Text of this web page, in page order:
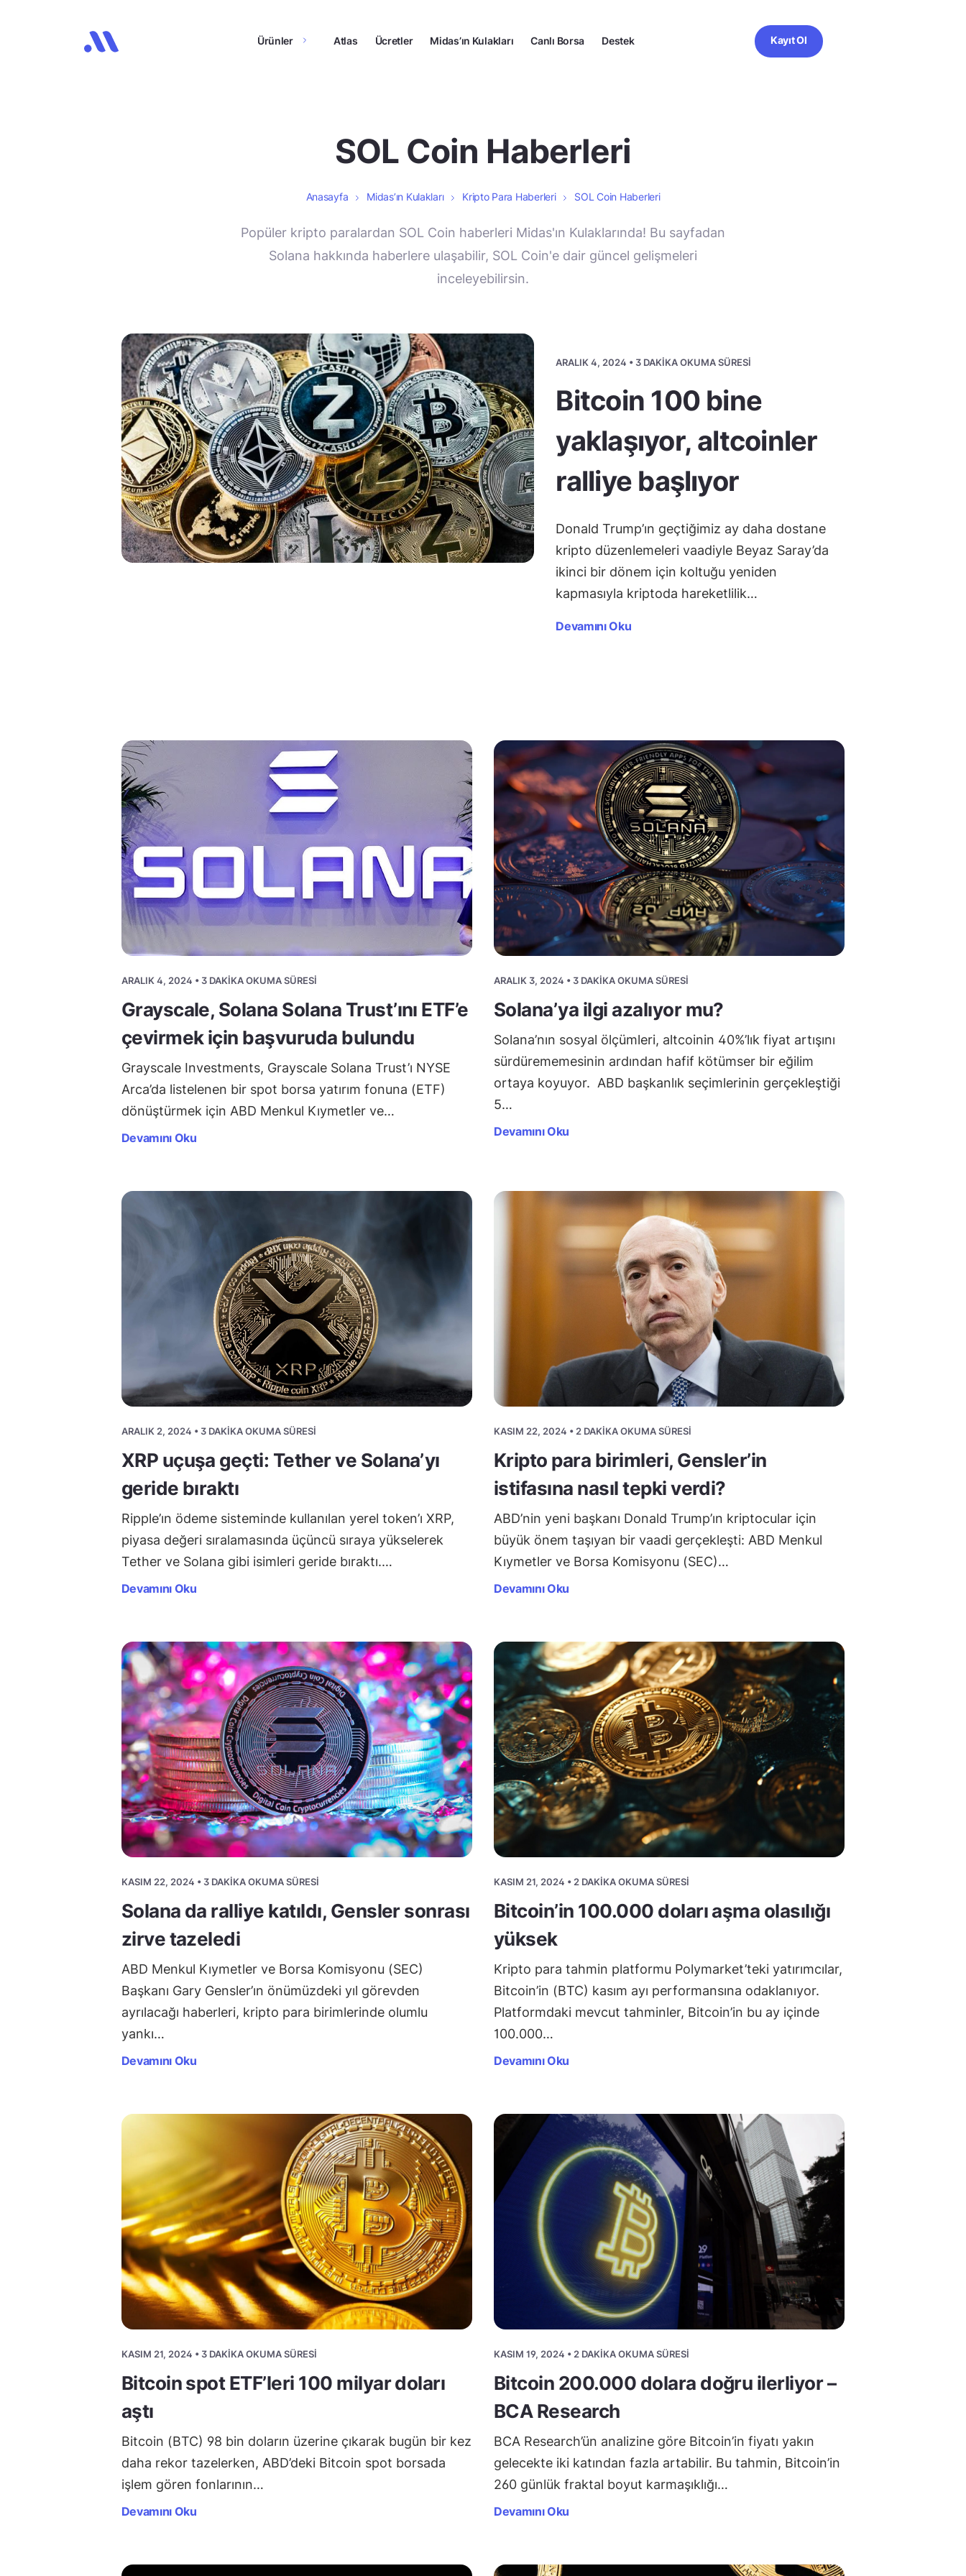
Ürünler Atlas Ücretler Midas’ın Kulakları Canlı Borsa Destek Kayıt Ol
SOL Coin Haberleri
Anasayfa Midas’ın Kulakları Kripto Para Haberleri SOL Coin Haberleri
Popüler kripto paralardan SOL Coin haberleri Midas'ın Kulaklarında! Bu sayfadan
Solana hakkında haberlere ulaşabilir, SOL Coin'e dair güncel gelişmeleri
inceleyebilirsin.
ARALIK 4, 2024 • 3 DAKIKA OKUMA SÜRESI
Bitcoin 100 bine
yaklaşıyor, altcoinler
ralliye başlıyor
Donald Trump’ın geçtiğimiz ay daha dostane
kripto düzenlemeleri vaadiyle Beyaz Saray’da
ikinci bir dönem için koltuğu yeniden
kapmasıyla kriptoda hareketlilik…
Devamını Oku
ARALIK 4, 2024 • 3 DAKIKA OKUMA SÜRESI
Grayscale, Solana Solana Trust’ını ETF’e
çevirmek için başvuruda bulundu
Grayscale Investments, Grayscale Solana Trust’ı NYSE
Arca’da listelenen bir spot borsa yatırım fonuna (ETF)
dönüştürmek için ABD Menkul Kıymetler ve…
Devamını Oku
ARALIK 3, 2024 • 3 DAKIKA OKUMA SÜRESI
Solana’ya ilgi azalıyor mu?
Solana’nın sosyal ölçümleri, altcoinin 40%’lık fiyat artışını
sürdürememesinin ardından hafif kötümser bir eğilim
ortaya koyuyor. ABD başkanlık seçimlerinin gerçekleştiği
5…
Devamını Oku
ARALIK 2, 2024 • 3 DAKIKA OKUMA SÜRESI
XRP uçuşa geçti: Tether ve Solana’yı
geride bıraktı
Ripple’ın ödeme sisteminde kullanılan yerel token’ı XRP,
piyasa değeri sıralamasında üçüncü sıraya yükselerek
Tether ve Solana gibi isimleri geride bıraktı.…
Devamını Oku
KASIM 22, 2024 • 2 DAKIKA OKUMA SÜRESI
Kripto para birimleri, Gensler’in
istifasına nasıl tepki verdi?
ABD’nin yeni başkanı Donald Trump’ın kriptocular için
büyük önem taşıyan bir vaadi gerçekleşti: ABD Menkul
Kıymetler ve Borsa Komisyonu (SEC)…
Devamını Oku
KASIM 22, 2024 • 3 DAKIKA OKUMA SÜRESI
Solana da ralliye katıldı, Gensler sonrası
zirve tazeledi
ABD Menkul Kıymetler ve Borsa Komisyonu (SEC)
Başkanı Gary Gensler’ın önümüzdeki yıl görevden
ayrılacağı haberleri, kripto para birimlerinde olumlu
yankı…
Devamını Oku
KASIM 21, 2024 • 2 DAKIKA OKUMA SÜRESI
Bitcoin’in 100.000 doları aşma olasılığı
yüksek
Kripto para tahmin platformu Polymarket’teki yatırımcılar,
Bitcoin’in (BTC) kasım ayı performansına odaklanıyor.
Platformdaki mevcut tahminler, Bitcoin’in bu ay içinde
100.000…
Devamını Oku
KASIM 21, 2024 • 3 DAKIKA OKUMA SÜRESI
Bitcoin spot ETF’leri 100 milyar doları
aştı
Bitcoin (BTC) 98 bin doların üzerine çıkarak bugün bir kez
daha rekor tazelerken, ABD’deki Bitcoin spot borsada
işlem gören fonlarının…
Devamını Oku
KASIM 19, 2024 • 2 DAKIKA OKUMA SÜRESI
Bitcoin 200.000 dolara doğru ilerliyor –
BCA Research
BCA Research’ün analizine göre Bitcoin’in fiyatı yakın
gelecekte iki katından fazla artabilir. Bu tahmin, Bitcoin’in
260 günlük fraktal boyut karmaşıklığı…
Devamını Oku